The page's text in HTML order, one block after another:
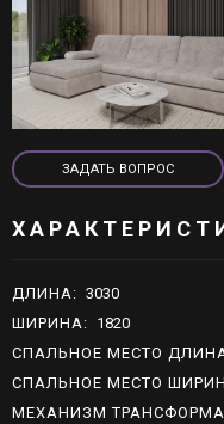
ЗАДАТЬ ВОПРОС
ДЛИНА: 3030
ШИРИНА: 1820
СПАЛЬНОЕ МЕСТО
СПАЛЬНОЕ МЕСТО
МЕХАНИЗМ